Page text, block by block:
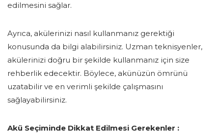
edilmesini sağlar.
Ayrıca, akülerinizi nasıl kullanmanız gerektiği
konusunda da bilgi alabilirsiniz. Uzman teknisyenler,
akülerinizi doğru bir şekilde kullanmanız için size
rehberlik edecektir. Böylece, akünüzün ömrünü
uzatabilir ve en verimli şekilde çalışmasını
sağlayabilirsiniz.
Akü Seçiminde Dikkat Edilmesi Gerekenler :